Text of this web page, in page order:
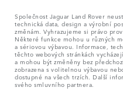
Společnost Jaguar Land Rover
technická data, design a výrobní
změnám. Vyhrazujeme si právo
Některé funkce mohou u různých
a sériovou výbavou. Informace,
těchto webových stránkách
a mohou být změněny bez
zobrazena s volitelnou výbavou
dostupné na všech trzích. Další
svého smluvního partnera.